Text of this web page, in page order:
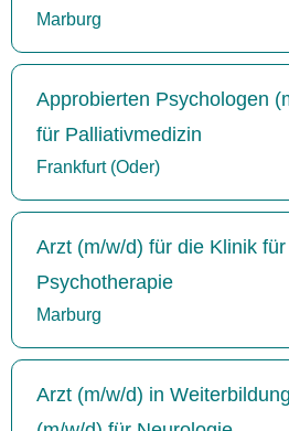
Marburg
Approbierten Psychologen
für Palliativmedizin
Frankfurt (Oder)
Arzt (m/w/d) für die Klinik
Psychotherapie
Marburg
Arzt (m/w/d) in